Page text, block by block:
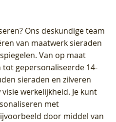
? Ons deskundige team
van maatwerk sieraden
Van op maat
gepersonaliseerde 14-
sieraden en zilveren
werkelijkheid. Je kunt
met
door middel van